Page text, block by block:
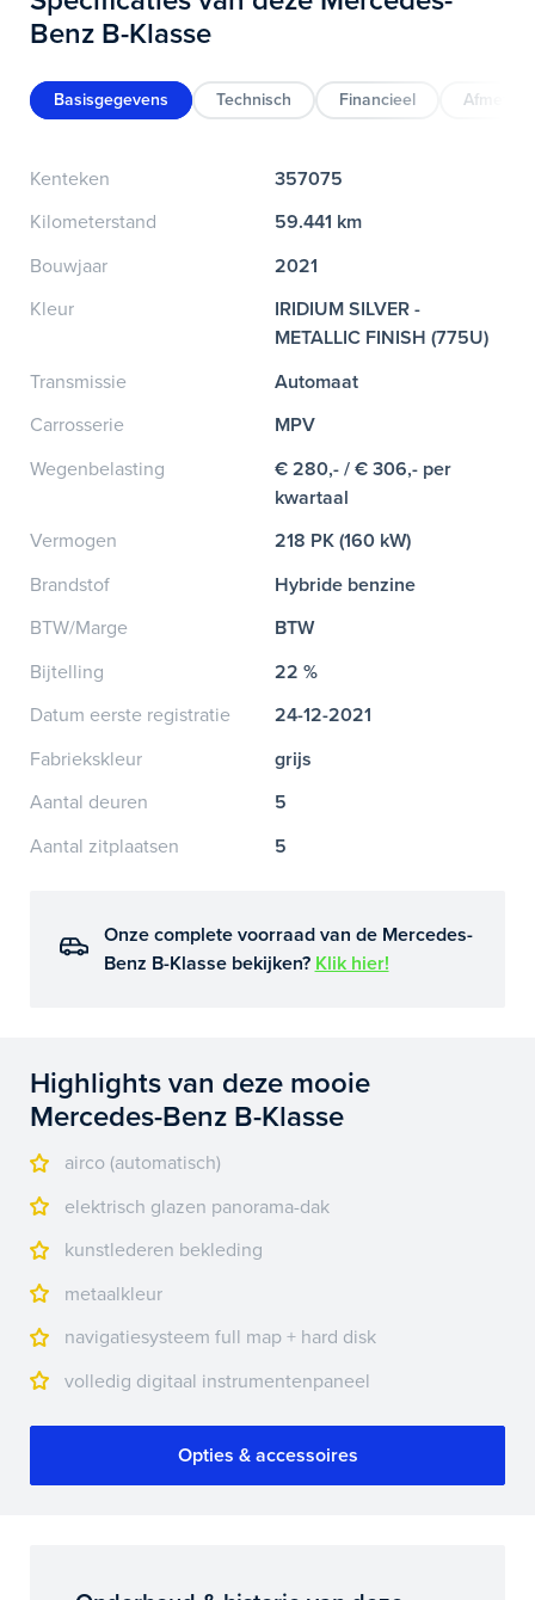
Benz B-Klasse
Basisgegevens Technisch Financieel
Kenteken
357075
Kilometerstand
59.441 km
Bouwjaar
2021
Kleur
IRIDIUM SILVER -
METALLIC FINISH (775U)
Transmissie
Automaat
Carrosserie
MPV
Wegenbelasting
€ 280,- / € 306,- per
kwartaal
Vermogen
218 PK (160 kW)
Brandstof
Hybride benzine
BTW/Marge
BTW
Bijtelling
22 %
Datum eerste registratie
24-12-2021
Fabriekskleur
grijs
Aantal deuren
5
Aantal zitplaatsen
5
Onze complete voorraad van de Mercedes-
Benz B-Klasse bekijken? Klik hier!
Highlights van deze mooie
Mercedes-Benz B-Klasse
airco (automatisch)
elektrisch glazen panorama-dak
kunstlederen bekleding
metaalkleur
navigatiesysteem full map + hard disk
volledig digitaal instrumentenpaneel
Opties & accessoires